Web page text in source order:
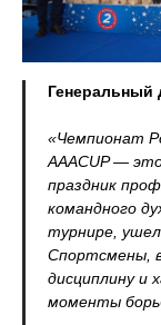
Генеральный
«Чемпионат
AAACUP —
праздник
командного
турнире, ушел
Спортсмены,
дисциплину и
моменты